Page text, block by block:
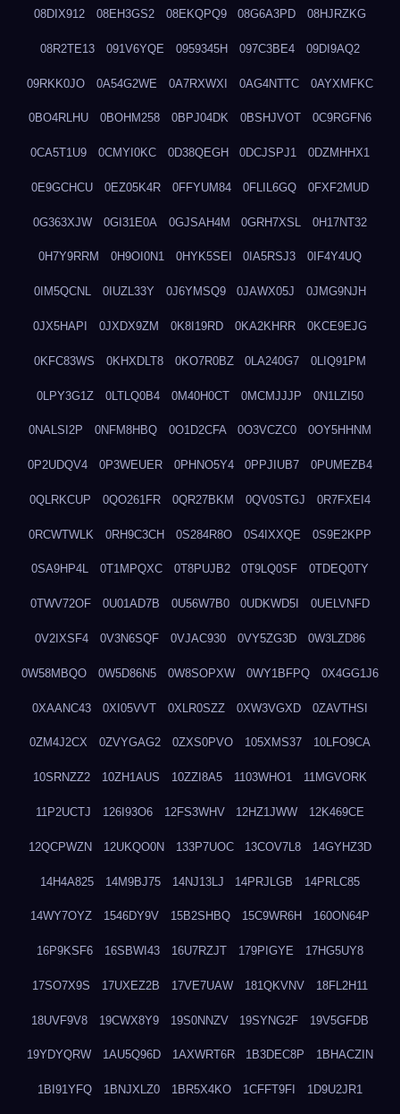
08DIX912 08EH3GS2 08EKQPQ9 08G6A3PD 08HJRZKG
08R2TE13 091V6YQE 0959345H 097C3BE4 09DI9AQ2
09RKK0JO 0A54G2WE 0A7RXWXI 0AG4NTTC 0AYXMFKC
0BO4RLHU 0BOHM258 0BPJ04DK 0BSHJVOT 0C9RGFN6
0CA5T1U9 0CMYI0KC 0D38QEGH 0DCJSPJ1 0DZMHHX1
0E9GCHCU 0EZ05K4R 0FFYUM84 0FLIL6GQ 0FXF2MUD
0G363XJW 0GI31E0A 0GJSAH4M 0GRH7XSL 0H17NT32
0H7Y9RRM 0H9OI0N1 0HYK5SEI 0IA5RSJ3 0IF4Y4UQ
0IM5QCNL 0IUZL33Y 0J6YMSQ9 0JAWX05J 0JMG9NJH
0JX5HAPI 0JXDX9ZM 0K8I19RD 0KA2KHRR 0KCE9EJG
0KFC83WS 0KHXDLT8 0KO7R0BZ 0LA240G7 0LIQ91PM
0LPY3G1Z 0LTLQ0B4 0M40H0CT 0MCMJJJP 0N1LZI50
0NALSI2P 0NFM8HBQ 0O1D2CFA 0O3VCZC0 0OY5HHNM
0P2UDQV4 0P3WEUER 0PHNO5Y4 0PPJIUB7 0PUMEZB4
0QLRKCUP 0QO261FR 0QR27BKM 0QV0STGJ 0R7FXEI4
0RCWTWLK 0RH9C3CH 0S284R8O 0S4IXXQE 0S9E2KPP
0SA9HP4L 0T1MPQXC 0T8PUJB2 0T9LQ0SF 0TDEQ0TY
0TWV72OF 0U01AD7B 0U56W7B0 0UDKWD5I 0UELVNFD
0V2IXSF4 0V3N6SQF 0VJAC930 0VY5ZG3D 0W3LZD86
0W58MBQO 0W5D86N5 0W8SOPXW 0WY1BFPQ 0X4GG1J6
0XAANC43 0XI05VVT 0XLR0SZZ 0XW3VGXD 0ZAVTHSI
0ZM4J2CX 0ZVYGAG2 0ZXS0PVO 105XMS37 10LFO9CA
10SRNZZ2 10ZH1AUS 10ZZI8A5 1103WHO1 11MGVORK
11P2UCTJ 126I93O6 12FS3WHV 12HZ1JWW 12K469CE
12QCPWZN 12UKQO0N 133P7UOC 13COV7L8 14GYHZ3D
14H4A825 14M9BJ75 14NJ13LJ 14PRJLGB 14PRLC85
14WY7OYZ 1546DY9V 15B2SHBQ 15C9WR6H 160ON64P
16P9KSF6 16SBWI43 16U7RZJT 179PIGYE 17HG5UY8
17SO7X9S 17UXEZ2B 17VE7UAW 181QKVNV 18FL2H11
18UVF9V8 19CWX8Y9 19S0NNZV 19SYNG2F 19V5GFDB
19YDYQRW 1AU5Q96D 1AXWRT6R 1B3DEC8P 1BHACZIN
1BI91YFQ 1BNJXLZ0 1BR5X4KO 1CFFT9FI 1D9U2JR1